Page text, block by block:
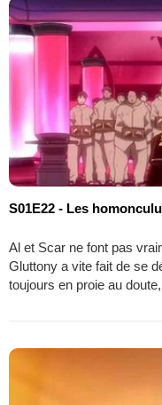
S01E22 - Les
Al et Scar ne font pas
Gluttony a vite fait de se
toujours en proie au